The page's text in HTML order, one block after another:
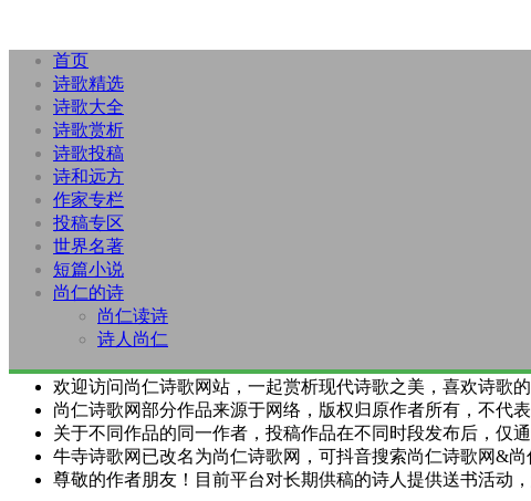
首页
诗歌精选
诗歌大全
诗歌赏析
诗歌投稿
诗和远方
作家专栏
投稿专区
世界名著
短篇小说
尚仁的诗
尚仁读诗
诗人尚仁
欢迎访问尚仁诗歌网站，一起赏析现代诗歌之美，喜欢诗歌
尚仁诗歌网部分作品来源于网络，版权归原作者所有，不代
关于不同作品的同一作者，投稿作品在不同时段发布后，仅
牛寺诗歌网已改名为尚仁诗歌网，可抖音搜索尚仁诗歌网&尚
尊敬的作者朋友！目前平台对长期供稿的诗人提供送书活动